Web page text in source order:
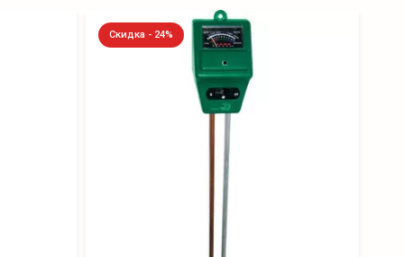
Скидка - 24%